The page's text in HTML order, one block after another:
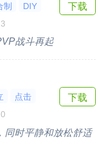
制
DIY
战斗再起
下载
点击
同时平静和放松舒适
下载